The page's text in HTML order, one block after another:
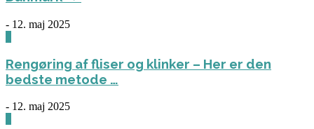
- 12. maj 2025
Rengøring af fliser og klinker – Her er den
bedste metode …
- 12. maj 2025